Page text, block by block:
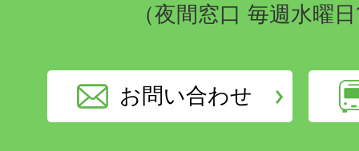
（夜間窓口 毎週水曜
お問い合わせ